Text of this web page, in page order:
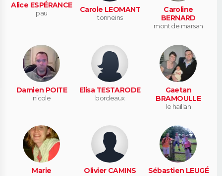
Alice ESPÉRANCE
pau Carole LEOMANT
tonneins
Caroline
BERNARD
mont de marsan
Damien POITE
nicole
Elisa TESTARODE
bordeaux
Gaetan
BRAMOULLE
le haillan
Marie
Olivier CAMINS Sébastien LEUGÉ